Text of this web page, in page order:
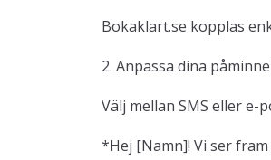
Bokaklart.se kopplas
2. Anpassa dina
Välj mellan SMS eller
*Hej [Namn]! Vi ser